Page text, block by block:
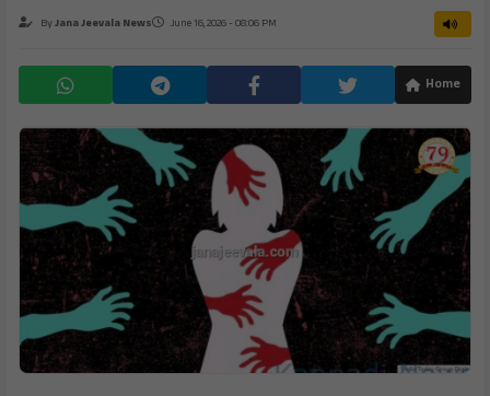
ByJana Jeevala News June 16, 2026 - 08:06 PM
Home